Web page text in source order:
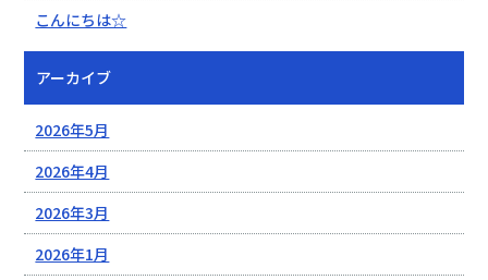
こんにちは☆
アーカイブ
2026年5月
2026年4月
2026年3月
2026年1月